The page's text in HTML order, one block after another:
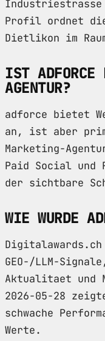
Profil ordnet
Dietlikon im
IST ADFORCE
AGENTUR?
adforce bietet
an, ist aber
Marketing-
Paid Social und
der sichtbare
WIE WURDE
GEO-/LLM-
Aktualitaet und
2026-05-28
schwache
Werte.